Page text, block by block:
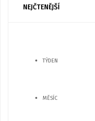
NEJČTENĚJŠÍ
TÝDEN
MĚSÍC